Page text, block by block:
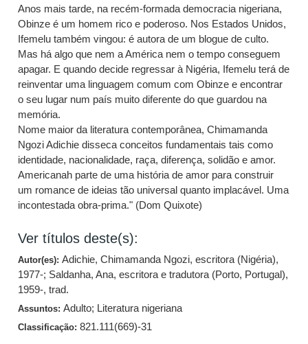
Anos mais tarde, na recém-formada democracia nigeriana,
Obinze é um homem rico e poderoso. Nos Estados Unidos,
Ifemelu também vingou: é autora de um blogue de culto.
Mas há algo que nem a América nem o tempo conseguem
apagar. E quando decide regressar à Nigéria, Ifemelu terá de
reinventar uma linguagem comum com Obinze e encontrar
o seu lugar num país muito diferente do que guardou na
memória.
Nome maior da literatura contemporânea, Chimamanda
Ngozi Adichie disseca conceitos fundamentais tais como
identidade, nacionalidade, raça, diferença, solidão e amor.
Americanah parte de uma história de amor para construir
um romance de ideias tão universal quanto implacável. Uma
incontestada obra-prima." (Dom Quixote)
Ver títulos deste(s):
Autor(es):Adichie, Chimamanda Ngozi, escritora (Nigéria),
1977-; Saldanha, Ana, escritora e tradutora (Porto, Portugal),
1959-, trad.
Assuntos:Adulto; Literatura nigeriana
Classificação:821.111(669)-31